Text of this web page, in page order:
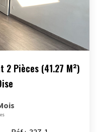
2 Pièces (41.27 M²)